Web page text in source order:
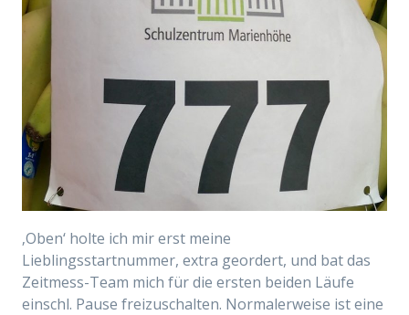
‚Oben‘ holte ich mir erst meine
Lieblingsstartnummer, extra geordert, und bat das
Zeitmess-Team mich für die ersten beiden Läufe
einschl. Pause freizuschalten. Normalerweise ist eine